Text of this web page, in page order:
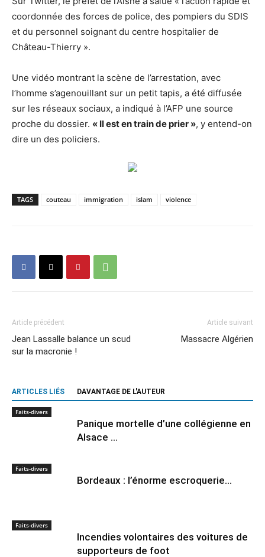
coordonnée des forces de police, des pompiers du SDIS
et du personnel soignant du centre hospitalier de
Château-Thierry ».
Une vidéo montrant la scène de l’arrestation, avec
l’homme s’agenouillant sur un petit tapis, a été diffusée
sur les réseaux sociaux, a indiqué à l’AFP une source
proche du dossier. « Il est en train de prier », y entend-on
dire un des policiers.
TAGS couteau immigration islam violence
Article précédent
Jean Lassalle balance un scud
sur la macronie !
Article suivant
Massacre Algérien
ARTICLES LIÉS DAVANTAGE DE L'AUTEUR
Faits-divers
Panique mortelle d’une collégienne en
Alsace …
Faits-divers
Bordeaux : l’énorme escroquerie…
Faits-divers
Incendies volontaires des voitures de
supporteurs de foot